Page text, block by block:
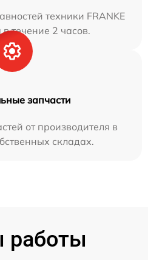
техники FRANKE
течение 2 часов.
запчасти
от производителя в
складах.
работы